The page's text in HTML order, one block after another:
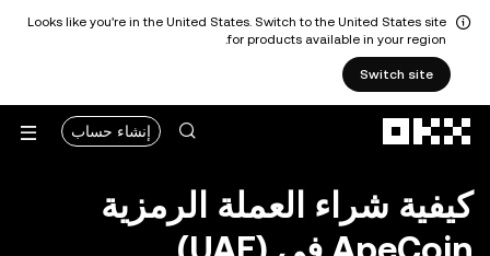
Looks like you're in the United States. Switch to the United States site
for products available in your region.
Switch site
إنشاء حساب
كيفية شراء العملة الرمزية